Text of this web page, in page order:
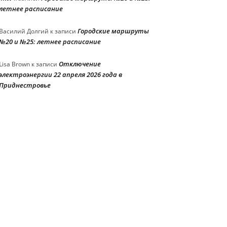
расписание
Василий Долгий к записи Городские маршруты
и №25: летнее расписание
Lisa Brown к записи Отключение
22 апреля 2026 года в